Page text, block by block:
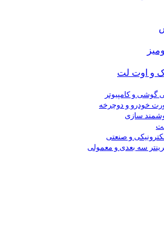
و اوت لت
گوشی و کامپیوتر
خودرو و دوچرخه
سازی
و صنعتی
سه بعدی و معمولی